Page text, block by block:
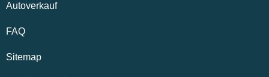
Autoverkauf
FAQ
Sitemap